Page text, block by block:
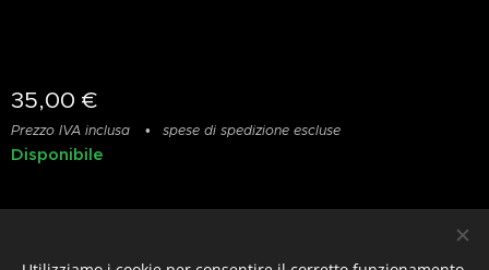
35,00 €
Prezzo IVA inclusa spese di spedizione escluse
Disponibile